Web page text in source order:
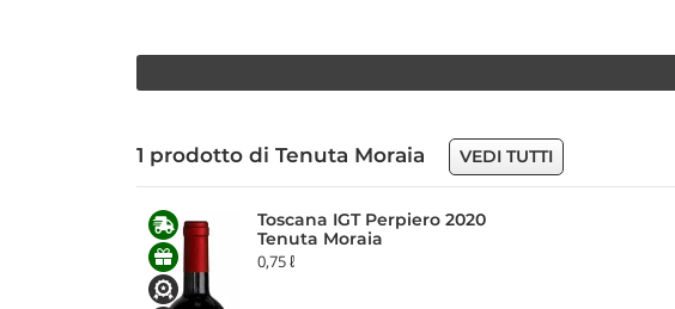
1 prodotto di Tenuta Moraia VEDI TUTTI
Toscana IGT Perpiero 2020
Tenuta Moraia
0,75 ℓ